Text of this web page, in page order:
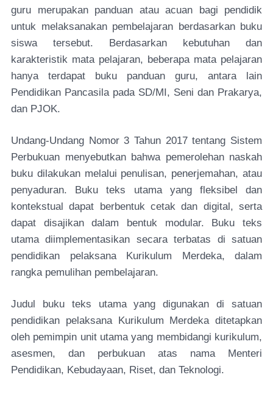
guru merupakan panduan atau acuan bagi pendidik
untuk melaksanakan pembelajaran berdasarkan buku
siswa tersebut. Berdasarkan kebutuhan dan
karakteristik mata pelajaran, beberapa mata pelajaran
hanya terdapat buku panduan guru, antara lain
Pendidikan Pancasila pada SD/MI, Seni dan Prakarya,
dan PJOK.
Undang-Undang Nomor 3 Tahun 2017 tentang Sistem
Perbukuan menyebutkan bahwa pemerolehan naskah
buku dilakukan melalui penulisan, penerjemahan, atau
penyaduran. Buku teks utama yang fleksibel dan
kontekstual dapat berbentuk cetak dan digital, serta
dapat disajikan dalam bentuk modular. Buku teks
utama diimplementasikan secara terbatas di satuan
pendidikan pelaksana Kurikulum Merdeka, dalam
rangka pemulihan pembelajaran.
Judul buku teks utama yang digunakan di satuan
pendidikan pelaksana Kurikulum Merdeka ditetapkan
oleh pemimpin unit utama yang membidangi kurikulum,
asesmen, dan perbukuan atas nama Menteri
Pendidikan, Kebudayaan, Riset, dan Teknologi.